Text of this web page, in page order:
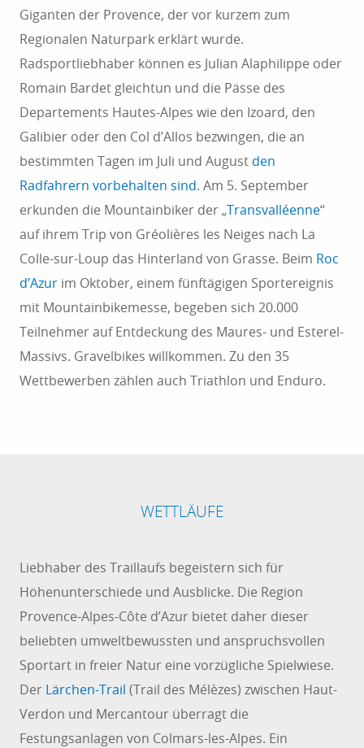
Giganten der Provence, der vor kurzem zum
Regionalen Naturpark erklärt wurde.
Radsportliebhaber können es Julian Alaphilippe oder
Romain Bardet gleichtun und die Pässe des
Departements Hautes-Alpes wie den Izoard, den
Galibier oder den Col d’Allos bezwingen, die an
bestimmten Tagen im Juli und August den
Radfahrern vorbehalten sind. Am 5. September
erkunden die Mountainbiker der „Transvalléenne“
auf ihrem Trip von Gréolières les Neiges nach La
Colle-sur-Loup das Hinterland von Grasse. Beim Roc
d’Azur im Oktober, einem fünftägigen Sportereignis
mit Mountainbikemesse, begeben sich 20.000
Teilnehmer auf Entdeckung des Maures- und Esterel-
Massivs. Gravelbikes willkommen. Zu den 35
Wettbewerben zählen auch Triathlon und Enduro.
WETTLÄUFE
Liebhaber des Traillaufs begeistern sich für
Höhenunterschiede und Ausblicke. Die Region
Provence-Alpes-Côte d’Azur bietet daher dieser
beliebten umweltbewussten und anspruchsvollen
Sportart in freier Natur eine vorzügliche Spielwiese.
Der Lärchen-Trail (Trail des Mélèzes) zwischen Haut-
Verdon und Mercantour überragt die
Festungsanlagen von Colmars-les-Alpes. Ein